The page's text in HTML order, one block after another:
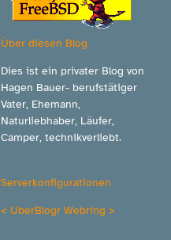
Über diesen Blog
Dies ist ein privater Blog von
Hagen Bauer- berufstätiger
Vater, Ehemann,
Naturliebhaber, Läufer,
Camper, technikverliebt.
Serverkonfigurationen
< UberBlogr Webring >